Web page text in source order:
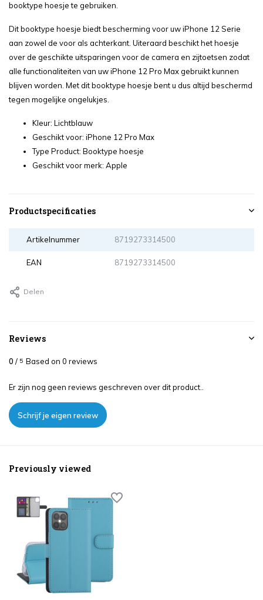
booktype hoesje te gebruiken.
Dit booktype hoesje biedt bescherming voor uw iPhone 12 Serie
aan zowel de voor als achterkant. Uiteraard beschikt het hoesje
over de geschikte uitsparingen voor de camera en zijtoetsen zodat
alle functionaliteiten van uw iPhone 12 Pro Max gebruikt kunnen
blijven worden. Met dit booktype hoesje bent u dus altijd beschermd
tegen mogelijke ongelukjes.
Kleur: Lichtblauw
Geschikt voor: iPhone 12 Pro Max
Type Product: Booktype hoesje
Geschikt voor merk: Apple
Productspecificaties
Artikelnummer 8719273314500
EAN 8719273314500
Delen
Reviews
0 / 5 Based on 0 reviews
Er zijn nog geen reviews geschreven over dit product..
Schrijf je eigen review
Previously viewed